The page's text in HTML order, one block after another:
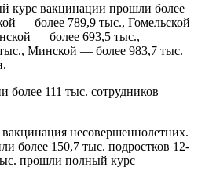
курс вакцинации прошли более
— более 789,9 тыс., Гомельской
— более 693,5 тыс.,
Минской — более 983,7 тыс.
более 111 тыс. сотрудников
несовершеннолетних.
более 150,7 тыс. подростков 12-
прошли полный курс